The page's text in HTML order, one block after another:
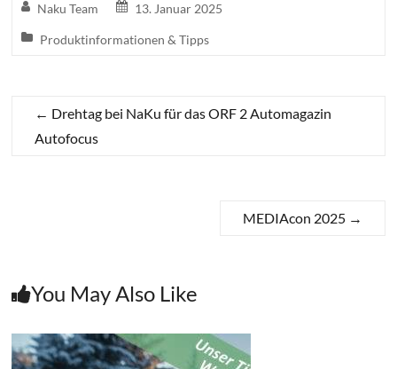
Naku Team 13. Januar 2025
Produktinformationen & Tipps
← Drehtag bei NaKu für das ORF 2 Automagazin
Autofocus
MEDIAcon 2025 →
You May Also Like